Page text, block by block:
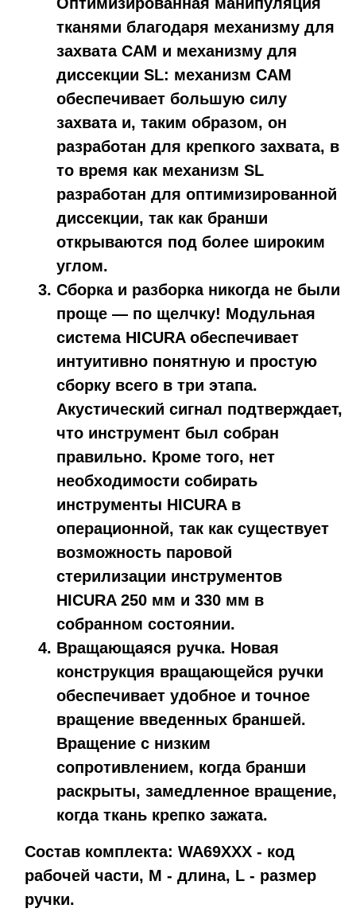
тканями благодаря механизму для
захвата CAM и механизму для
диссекции SL: механизм CAM
обеспечивает большую силу
захвата и, таким образом, он
разработан для крепкого захвата, в
то время как механизм SL
разработан для оптимизированной
диссекции, так как бранши
открываются под более широким
углом.
Сборка и разборка никогда не были
проще — по щелчку! Модульная
система HICURA обеспечивает
интуитивно понятную и простую
сборку всего в три этапа.
Акустический сигнал подтверждает,
что инструмент был собран
правильно. Кроме того, нет
необходимости собирать
инструменты HICURA в
операционной, так как существует
возможность паровой
стерилизации инструментов
HICURA 250 мм и 330 мм в
собранном состоянии.
Вращающаяся ручка. Новая
конструкция вращающейся ручки
обеспечивает удобное и точное
вращение введенных браншей.
Вращение с низким
сопротивлением, когда бранши
раскрыты, замедленное вращение,
когда ткань крепко зажата.
Состав комплекта: WA69XXX - код
рабочей части, M - длина, L - размер
ручки.